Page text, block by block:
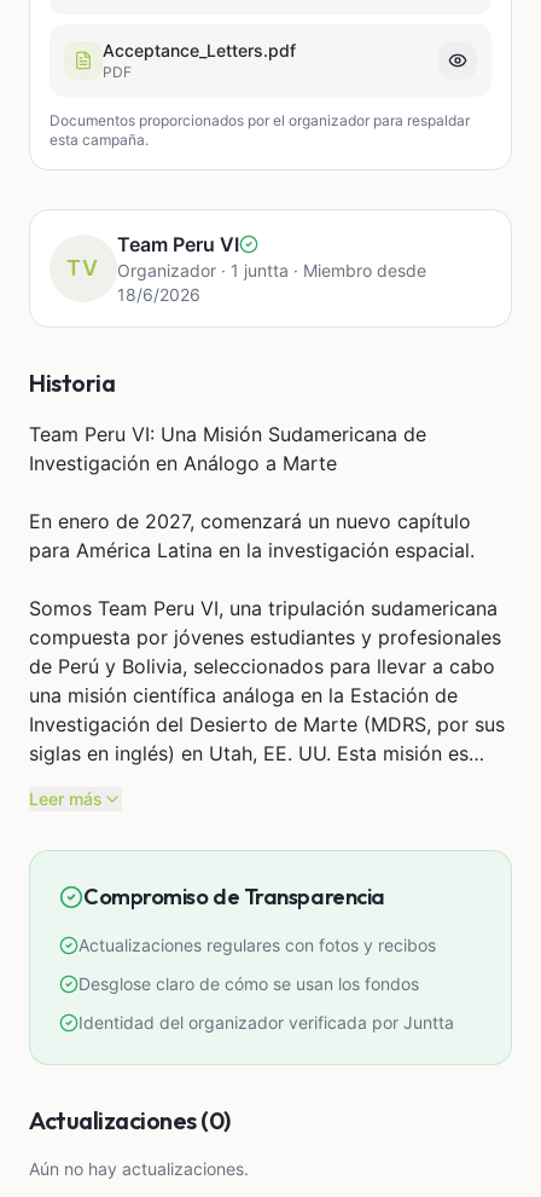
Acceptance_Letters.pdf
PDF
Documentos proporcionados por el organizador para respaldar
esta campaña.
TV
Team Peru VI
Organizador · 1 juntta · Miembro desde
18/6/2026
Historia
Team Peru VI: Una Misión Sudamericana de
Investigación en Análogo a Marte
En enero de 2027, comenzará un nuevo capítulo
para América Latina en la investigación espacial.
Somos Team Peru VI, una tripulación sudamericana
compuesta por jóvenes estudiantes y profesionales
de Perú y Bolivia, seleccionados para llevar a cabo
una misión científica análoga en la Estación de
Investigación del Desierto de Marte (MDRS, por sus
siglas en inglés) en Utah, EE. UU. Esta misión es
Society y representa el tan esperado retorno de la
año 2018.
resiliencia, colaboración y ambición.
Venimos de una región donde el acceso a
limitado. Sin embargo, gracias a años de
internacional, hemos ganado la oportunidad de
contribuir al futuro de la exploración espacial. En la
Leer más
Compromiso de Transparencia
Actualizaciones regulares con fotos y recibos
Desglose claro de cómo se usan los fondos
Identidad del organizador verificada por Juntta
Actualizaciones (0)
Aún no hay actualizaciones.